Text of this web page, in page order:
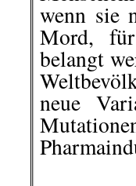
wenn sie
Mord,
belangt
neue